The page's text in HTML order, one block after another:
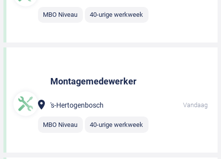
MBO Niveau 40-urige werkweek
Montagemedewerker
's-Hertogenbosch Vandaag
MBO Niveau 40-urige werkweek